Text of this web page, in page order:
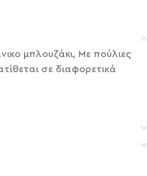
μπλουζάκι, Με πούλιες
σε διαφορετικά